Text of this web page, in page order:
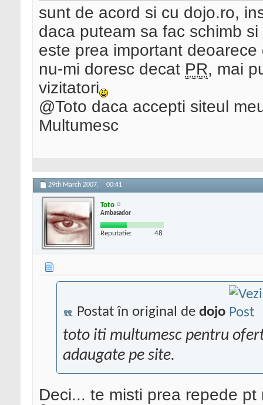
sunt de acord si cu dojo.ro,
daca puteam sa fac schimb
este prea important
nu-mi doresc decat PR, mai
vizitatori
@Toto daca accepti siteul
Multumesc
29th March 2007, 00:41
Toto
Ambasador
Reputatie: 48
Postat în original de dojo
toto iti multumesc pentru
adaugate pe site.
Deci... te misti prea repede